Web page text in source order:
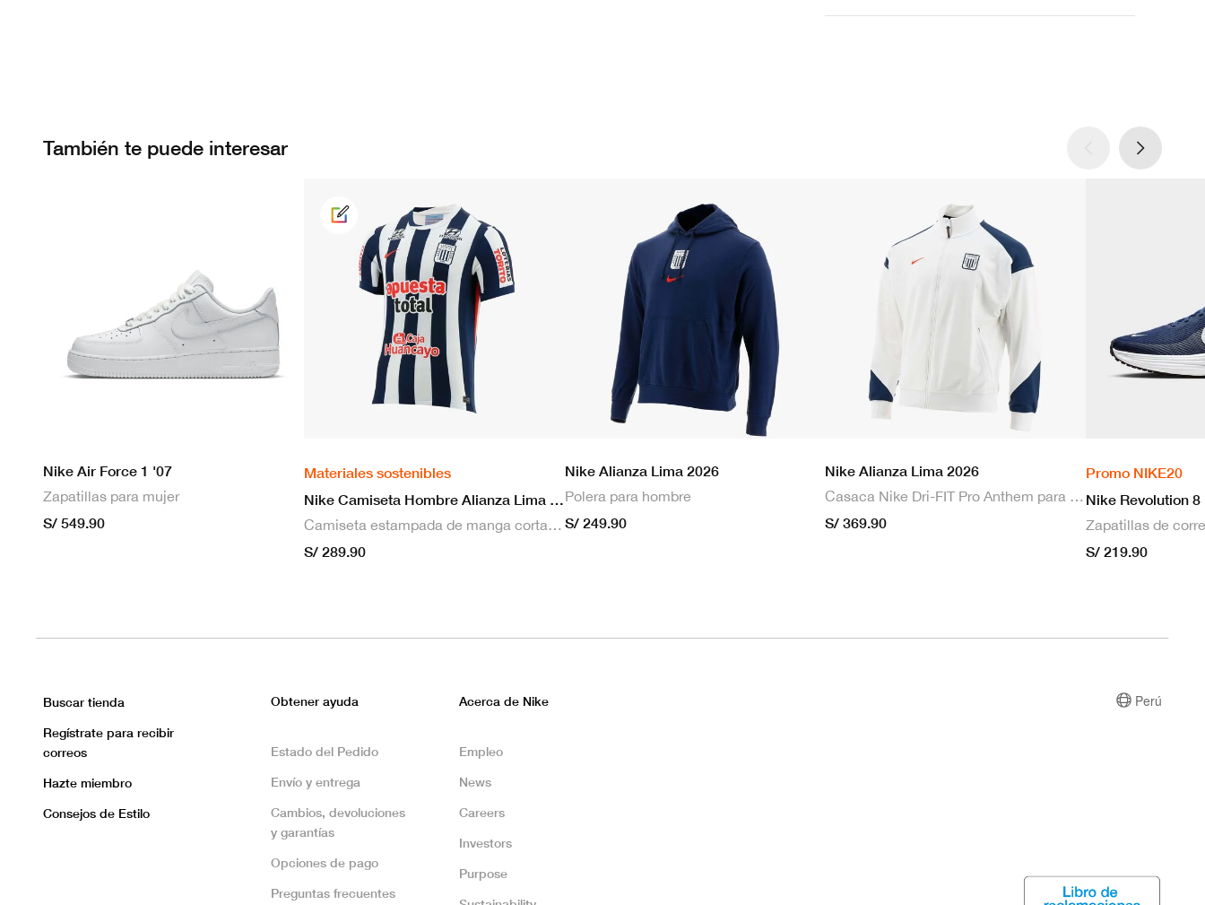
También te puede interesar
Nike Air Force 1 '07
Zapatillas para mujer
S/ 549.90
Materiales sostenibles
Nike Camiseta Hombre Alianza Lima 2026 Local
Camiseta estampada de manga corta masculina Nike Dri-FIT de Alianza Lima Stadium para hombre
S/ 289.90
Nike Alianza Lima 2026
Polera para hombre
S/ 249.90
Nike Alianza Lima 2026
Casaca Nike Dri-FIT Pro Anthem para hombre
S/ 369.90
Promo NIKE20
Nike Revolution 8
S/ 219.90
Buscar tienda
Regístrate para recibir
correos
Hazte miembro
Consejos de Estilo
Obtener ayuda
Estado del Pedido
Envío y entrega
Cambios, devoluciones
y garantías
Opciones de pago
Preguntas frecuentes
Acerca de Nike
Empleo
News
Careers
Investors
Purpose
Perú